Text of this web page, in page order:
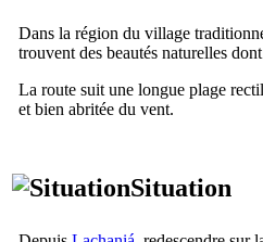
Dans la région du village
trouvent des beautés naturelles
La route suit une longue plage
et bien abritée du vent.
Situation